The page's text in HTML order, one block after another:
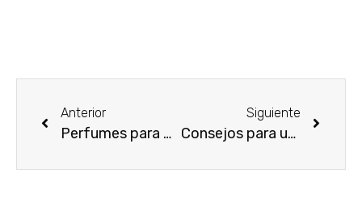
Anterior
Perfumes para mujer otoño 2013
Siguiente
Consejos para un tratamiento de aceite caliente para el cabello